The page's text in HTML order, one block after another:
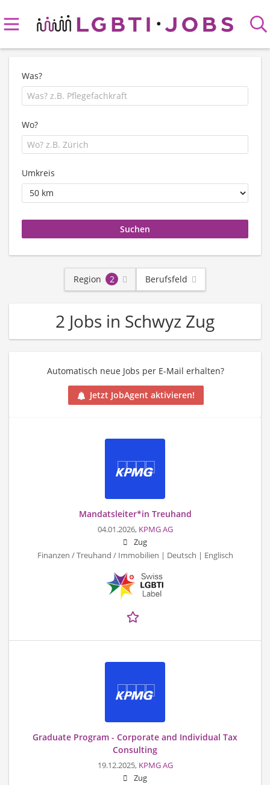
Was?
Wo?
Umkreis
Region 2 Berufsfeld
2 Jobs in Schwyz Zug
Automatisch neue Jobs per E-Mail erhalten?
Jetzt JobAgent aktivieren!
Mandatsleiter*in Treuhand
04.01.2026, KPMG AG
Zug
Finanzen / Treuhand / Immobilien | Deutsch | Englisch
Graduate Program - Corporate and Individual Tax
Consulting
19.12.2025, KPMG AG
Zug